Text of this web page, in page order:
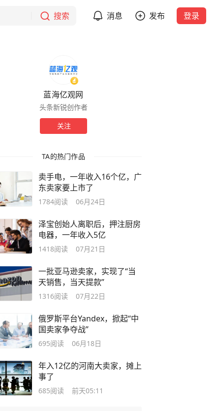
搜索 消息 发布 登录
蓝海亿观网
头条新锐创作者
关注
TA的热门作品
卖手电，一年收入16个亿，广
东卖家要上市了
1784阅读 06月24日
泽宝创始人离职后，押注厨房
电器，一年收入5亿
1418阅读 07月21日
一批亚马逊卖家，实现了“当
天销售，当天提款”
1316阅读 07月22日
俄罗斯平台Yandex，掀起“中
国卖家争夺战”
695阅读 06月18日
年入12亿的河南大卖家，摊上
事了
685阅读 前天05:11